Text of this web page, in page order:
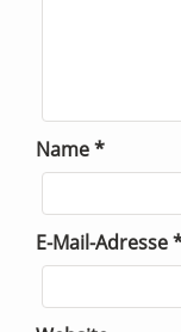
Name*
E-Mail-Adresse